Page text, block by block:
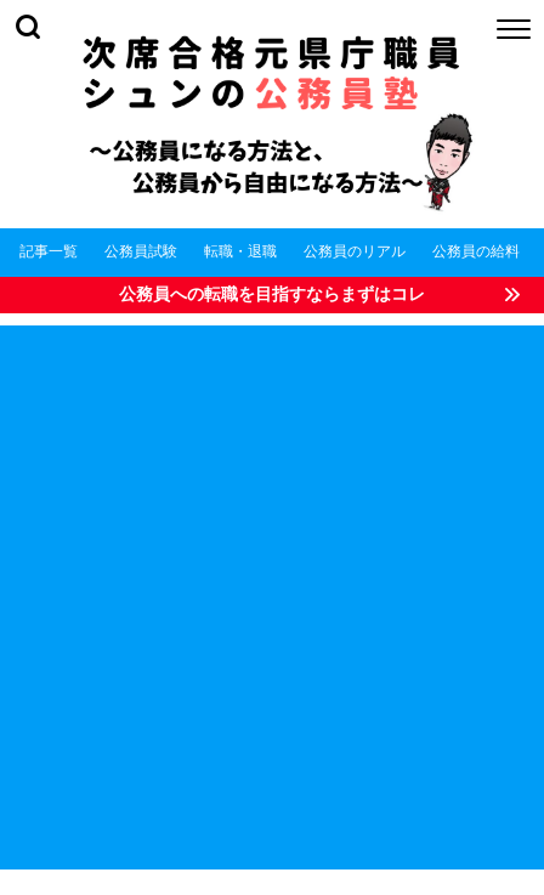
記事一覧 公務員試験 転職・退職 公務員のリアル 公務員の給料
公務員への転職を目指すならまずはコレ